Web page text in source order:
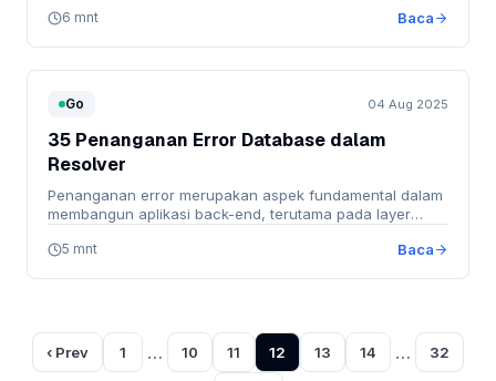
6 mnt Baca
Go 04 Aug 2025
35 Penanganan Error Database dalam
Resolver
Penanganan error merupakan aspek fundamental dalam
membangun aplikasi back-end, terutama pada layer
5 mnt Baca
‹ Prev 1 … 10 11 12 13 14 … 32